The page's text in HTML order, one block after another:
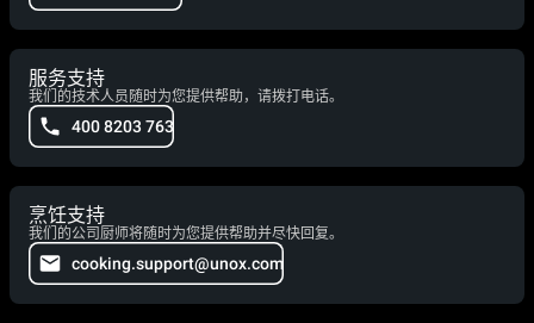
服务支持
我们的技术人员随时为您提供帮助，请拨打电话。
400 8203 763
烹饪支持
我们的公司厨师将随时为您提供帮助并尽快回复。
cooking.support@unox.com